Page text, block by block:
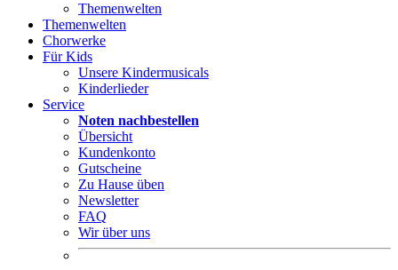
Themenwelten
Themenwelten
Chorwerke
Für Kids
Unsere Kindermusicals
Kinderlieder
Service
Noten nachbestellen
Übersicht
Kundenkonto
Gutscheine
Zu Hause üben
Newsletter
FAQ
Wir über uns